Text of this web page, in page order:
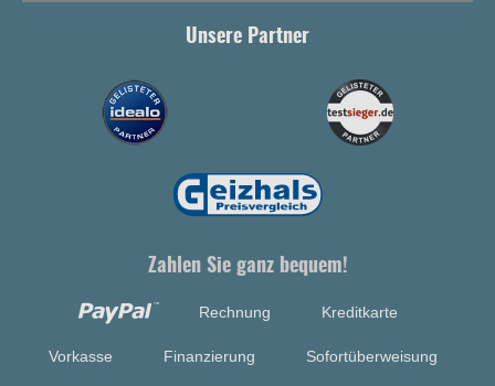
Unsere Partner
Zahlen Sie ganz bequem!
Rechnung Kreditkarte
Vorkasse Finanzierung Sofortüberweisung